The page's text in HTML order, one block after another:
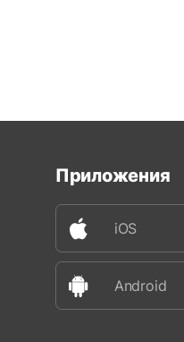
Приложения
iOS
Android